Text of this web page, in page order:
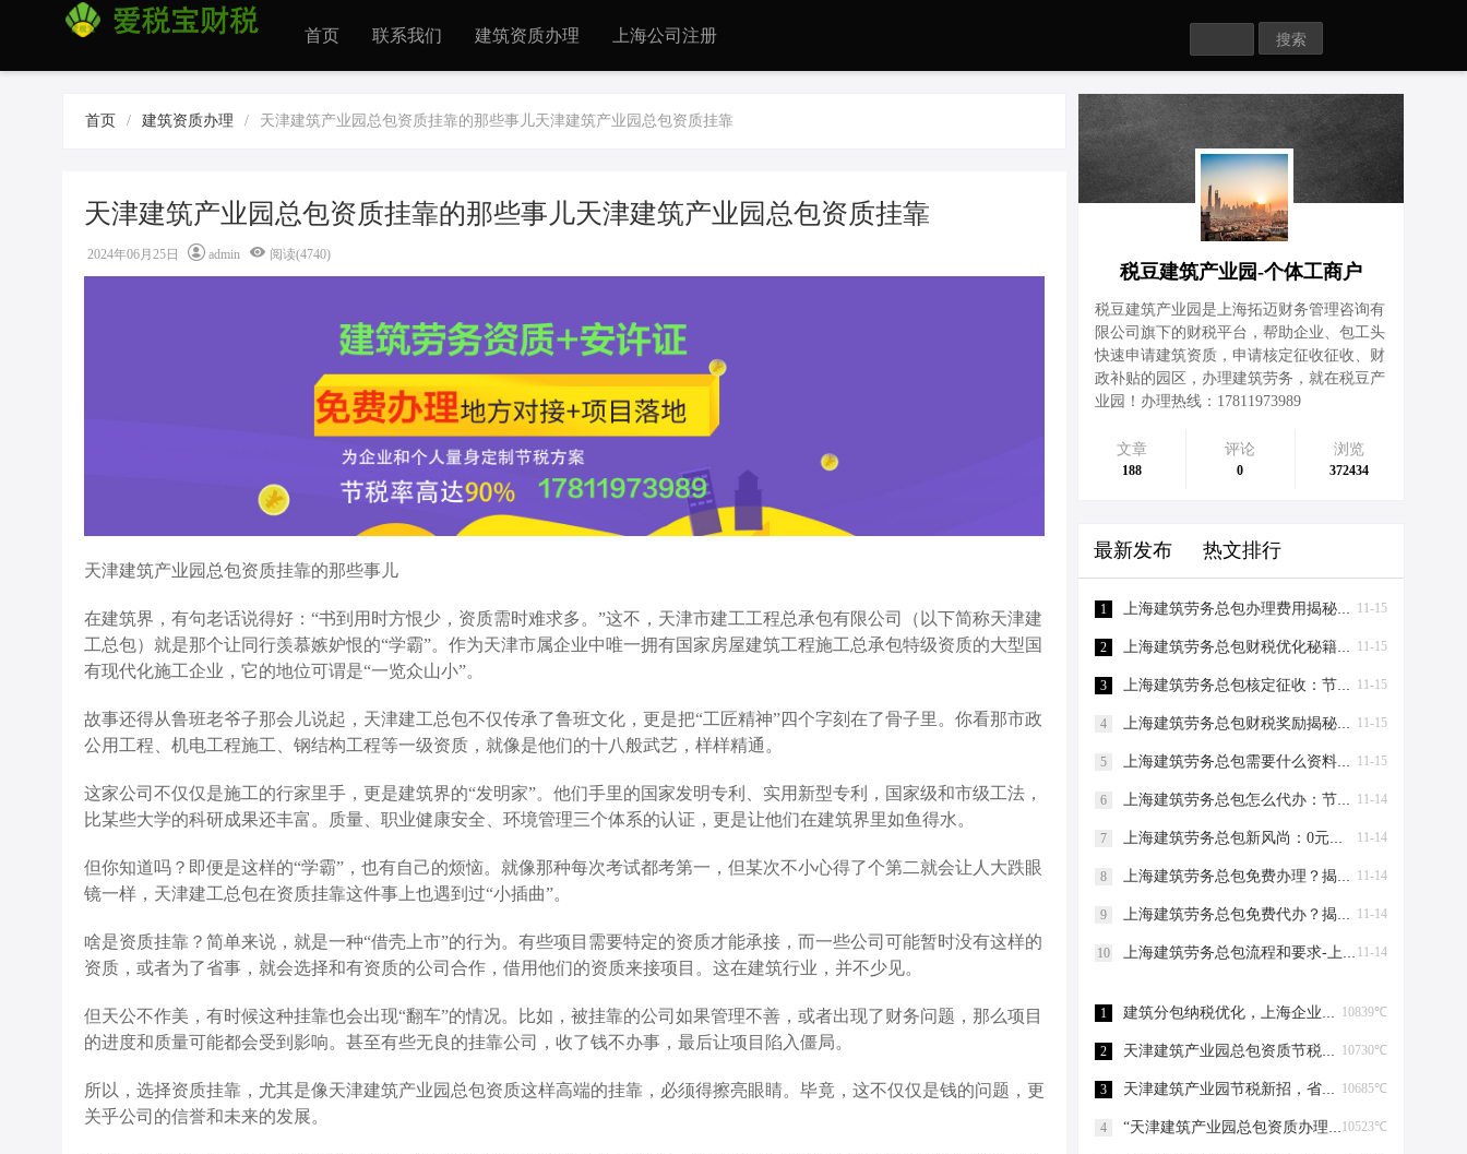
首页 联系我们 建筑资质办理 上海公司注册
首页 / 建筑资质办理 / 天津建筑产业园总包资质挂靠的那些事儿天津建筑产业园总包资质挂靠
天津建筑产业园总包资质挂靠的那些事儿天津建筑产业园总包资质挂靠
2024年06月25日 admin 阅读(4740)
天津建筑产业园总包资质挂靠的那些事儿
在建筑界，有句老话说得好：“书到用时方恨少，资质需时难求多。”这不，天津市建工工程总承包有限公司（以下简称天津建
工总包）就是那个让同行羡慕嫉妒恨的“学霸”。作为天津市属企业中唯一拥有国家房屋建筑工程施工总承包特级资质的大型国
有现代化施工企业，它的地位可谓是“一览众山小”。
故事还得从鲁班老爷子那会儿说起，天津建工总包不仅传承了鲁班文化，更是把“工匠精神”四个字刻在了骨子里。你看那市政
公用工程、机电工程施工、钢结构工程等一级资质，就像是他们的十八般武艺，样样精通。
这家公司不仅仅是施工的行家里手，更是建筑界的“发明家”。他们手里的国家发明专利、实用新型专利，国家级和市级工法，
比某些大学的科研成果还丰富。质量、职业健康安全、环境管理三个体系的认证，更是让他们在建筑界里如鱼得水。
但你知道吗？即便是这样的“学霸”，也有自己的烦恼。就像那种每次考试都考第一，但某次不小心得了个第二就会让人大跌眼
镜一样，天津建工总包在资质挂靠这件事上也遇到过“小插曲”。
啥是资质挂靠？简单来说，就是一种“借壳上市”的行为。有些项目需要特定的资质才能承接，而一些公司可能暂时没有这样的
资质，或者为了省事，就会选择和有资质的公司合作，借用他们的资质来接项目。这在建筑行业，并不少见。
但天公不作美，有时候这种挂靠也会出现“翻车”的情况。比如，被挂靠的公司如果管理不善，或者出现了财务问题，那么项目
的进度和质量可能都会受到影响。甚至有些无良的挂靠公司，收了钱不办事，最后让项目陷入僵局。
所以，选择资质挂靠，尤其是像天津建筑产业园总包资质这样高端的挂靠，必须得擦亮眼睛。毕竟，这不仅仅是钱的问题，更
关乎公司的信誉和未来的发展。
税豆建筑产业园-个体工商户
税豆建筑产业园是上海拓迈财务管理咨询有
限公司旗下的财税平台，帮助企业、包工头
快速申请建筑资质，申请核定征收征收、财
政补贴的园区，办理建筑劳务，就在税豆产
业园！办理热线：17811973989
文章
188
评论
0
浏览
372434
最新发布 热文排行
11-15
1 上海建筑劳务总包办理费用揭秘：0元注册，轻松成老板！-上海建筑劳务总包办理费用
11-15
2 上海建筑劳务总包财税优化秘籍！0元办资质，节税高达80%-上海建筑劳务总包财税优化
11-15
3 上海建筑劳务总包核定征收：节税新策略，助力企业轻装上阵！-上海建筑劳务总包核定征收
11-15
4 上海建筑劳务总包财税奖励揭秘：节税百万不是梦！-上海建筑劳务总包财税奖励
11-15
5 上海建筑劳务总包需要什么资料？-上海建筑劳务总包需要什么资料
11-14
6 上海建筑劳务总包怎么代办：节税妙招大揭秘！-上海建筑劳务总包怎么代办
11-14
7 上海建筑劳务总包新风尚：0元注册，节税有道，爱税宝助力企业轻装上阵！-上海建筑劳务总包需要到场吗？
11-14
8 上海建筑劳务总包免费办理？揭秘节税新策略！-上海建筑劳务总包免费办理吗？
11-14
9 上海建筑劳务总包免费代办？揭秘节税新策略，让您轻松成老板！-上海建筑劳务总包免费代办吗？
11-14
10 上海建筑劳务总包流程和要求-上海建筑劳务总包流程和要求
10839℃
1 建筑分包纳税优化，上海企业如何“节税”上海建筑分包纳税优化
10730℃
2 天津建筑产业园总包资质节税，妙招连连看！天津建筑产业园总包资质节税优化
10685℃
3 天津建筑产业园节税新招，省钱大法好嗨哟！天津建筑产业园总包资质节税优化
10523℃
4 “天津建筑产业园总包资质办理”轻松get，关键步骤大揭秘！天津建筑产业园总包资质办理